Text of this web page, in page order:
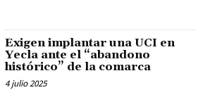
Exigen implantar una UCI en
Yecla ante el “abandono
histórico” de la comarca
4 julio 2025